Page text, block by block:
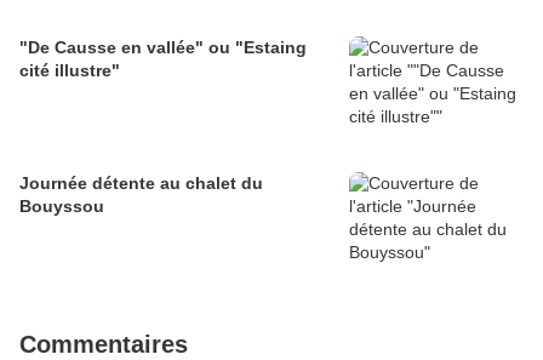
"De Causse en vallée" ou "Estaing
cité illustre"
Journée détente au chalet du
Bouyssou
Commentaires